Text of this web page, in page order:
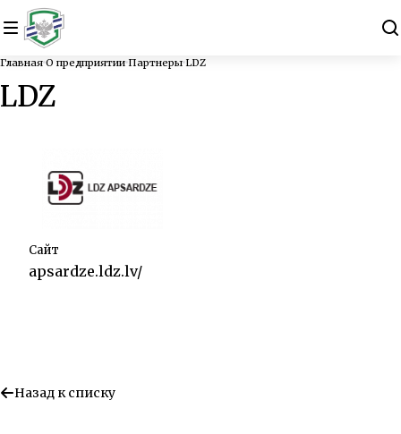
Главная О предприятии Партнеры LDZ
LDZ
Сайт
apsardze.ldz.lv/
Назад к списку